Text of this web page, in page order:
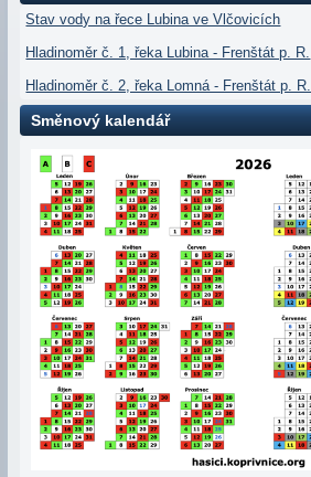
Stav vody na řece Lubina ve Vlčovicích
Hladinoměr č. 1, řeka Lubina - Frenštát p. R.
Hladinoměr č. 2, řeka Lomná - Frenštát p. R.
Směnový kalendář